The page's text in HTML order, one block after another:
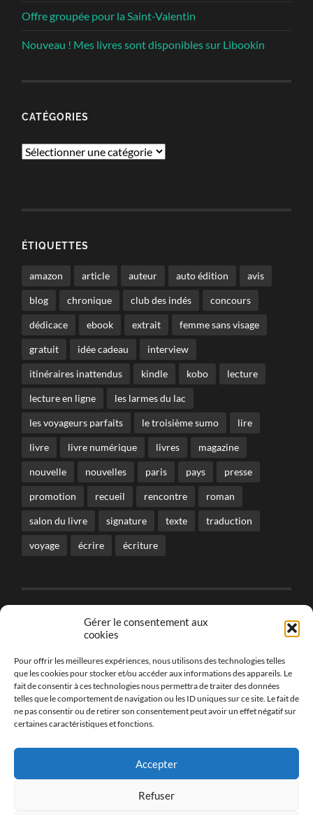
Gérer le consentement aux
cookies
Pour offrir les meilleures expériences, nous utilisons des technologies telles
que les cookies pour stocker et/ou accéder aux informations des appareils. Le
fait de consentir à ces technologies nous permettra de traiter des données
telles que le comportement de navigation ou les ID uniques sur ce site. Le fait de
ne pas consentir ou de retirer son consentement peut avoir un effet négatif sur
certaines caractéristiques et fonctions.
Accepter
Refuser
Offre groupée pour la Saint-Valentin
Nouveau ! Mes livres sont disponibles sur Libookin
CATÉGORIES
Catégories
ÉTIQUETTES
amazon article auteur auto édition avis
blog chronique club des indés concours
dédicace ebook extrait femme sans visage
gratuit idée cadeau interview
itinéraires inattendus kindle kobo lecture
lecture en ligne les larmes du lac
les voyageurs parfaits le troisième sumo lire
livre livre numérique livres magazine
nouvelle nouvelles paris pays presse
promotion recueil rencontre roman
salon du livre signature texte traduction
voyage écrire écriture
CONTENU TOUS DROITS RESERVES
© Marie Havard - Les Cris dans les Mots SIRET - 814
051 009 00037
Politique de confidentialité
Mentions légales et conditions générales de vente